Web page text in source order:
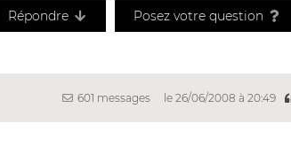
Répondre Posez votre question
601 messages le 26/06/2008 à 20:49